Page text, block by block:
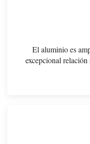
El aluminio es
excepcional